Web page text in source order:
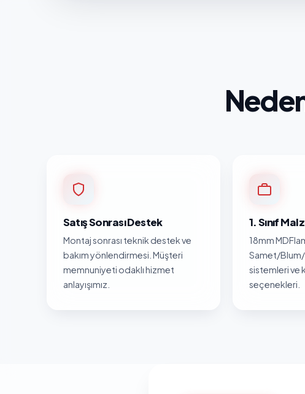
Satış Sonrası Destek
Montaj sonrası teknik destek ve
bakım yönlendirmesi. Müşteri
memnuniyeti odaklı hizmet
anlayışımız.
1. Sınıf
18mm
Samet/
sistemleri ve
seçenekleri.